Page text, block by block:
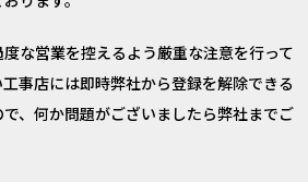
な営業を控えるよう厳重な注意を行って
事店には即時弊社から登録を解除できる
、何か問題がございましたら弊社までご